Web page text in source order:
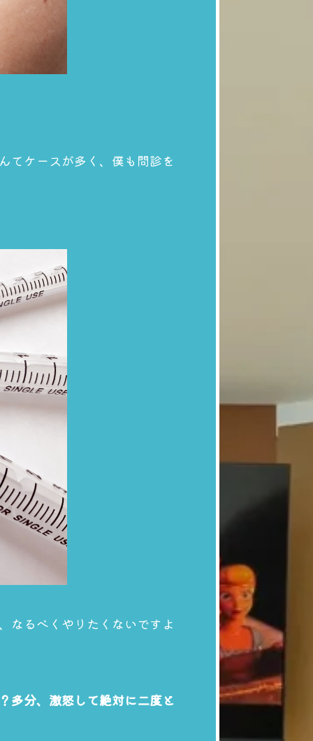
てケースが多く、僕も問診を
なるべくやりたくないですよ
多分、激怒して絶対に二度と